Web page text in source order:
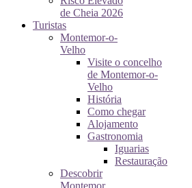
de Cheia 2026
Turistas
Montemor-o-
Velho
Visite o concelho
de Montemor-o-
Velho
História
Como chegar
Alojamento
Gastronomia
Iguarias
Restauração
Descobrir
Montemor